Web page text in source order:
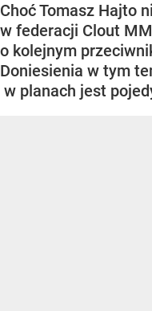
Choć Tomasz Hajto
w federacji Clout
o kolejnym
Doniesienia w tym
w planach jest